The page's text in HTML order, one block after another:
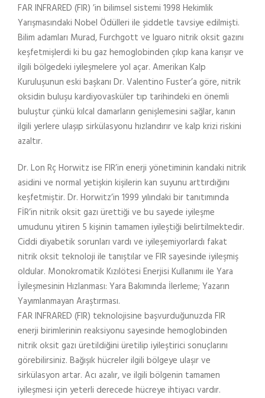
FAR INFRARED (FIR) ’in bilimsel sistemi 1998 Hekimlik
Yarışmasındaki Nobel Ödülleri ile şiddetle tavsiye edilmişti.
Bilim adamları Murad, Furchgott ve Iguaro nitrik oksit gazını
keşfetmişlerdi ki bu gaz hemoglobinden çıkıp kana karışır ve
ilgili bölgedeki iyileşmelere yol açar. Amerikan Kalp
Kuruluşunun eski başkanı Dr. Valentino Fuster’a göre, nitrik
oksidin buluşu kardiyovasküler tıp tarihindeki en önemli
buluştur çünkü kılcal damarların genişlemesini sağlar, kanın
ilgili yerlere ulaşıp sirkülasyonu hızlandırır ve kalp krizi riskini
azaltır.
Dr. Lon Rç Horwitz ise FIR’in enerji yönetiminin kandaki nitrik
asidini ve normal yetişkin kişilerin kan suyunu arttırdığını
keşfetmiştir. Dr. Horwitz’in 1999 yılındaki bir tanıtımında
FİR’in nitrik oksit gazı ürettiği ve bu sayede iyileşme
umudunu yitiren 5 kişinin tamamen iyileştiği belirtilmektedir.
Ciddi diyabetik sorunları vardı ve iyileşemiyorlardı fakat
nitrik oksit teknoloji ile tanıştılar ve FIR sayesinde iyileşmiş
oldular. Monokromatik Kızılötesi Enerjisi Kullanımı ile Yara
İyileşmesinin Hızlanması: Yara Bakımında İlerleme; Yazarın
Yayımlanmayan Araştırması.
FAR INFRARED (FIR) teknolojisine başvurduğunuzda FIR
enerji birimlerinin reaksiyonu sayesinde hemoglobinden
nitrik oksit gazı üretildiğini üretilip iyileştirici sonuçlarını
görebilirsiniz. Bağışık hücreler ilgili bölgeye ulaşır ve
sirkülasyon artar. Acı azalır, ve ilgili bölgenin tamamen
iyileşmesi için yeterli derecede hücreye ihtiyacı vardır.